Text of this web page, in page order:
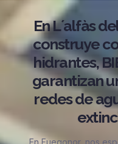
En L´alfàs
construye
hidrantes,
garantizan
redes de
En Fuegonor, nos